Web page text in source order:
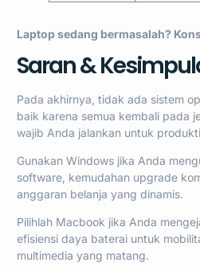
Laptop sedang bermasalah?
Saran &
Pada akhirnya, tidak ada sistem
baik karena semua kembali pada
wajib Anda jalankan untuk
Gunakan Windows jika Anda
software, kemudahan upgrade
anggaran belanja yang dinamis.
Pilihlah Macbook jika Anda
efisiensi daya baterai untuk
multimedia yang matang.